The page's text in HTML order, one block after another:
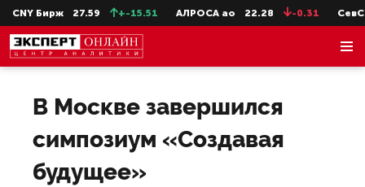
Бирж 27.59 +-15.51 АЛРОСА ао 22.28 -0.31 СевСт-ао
В Москве завершился
симпозиум «Создавая
будущее»